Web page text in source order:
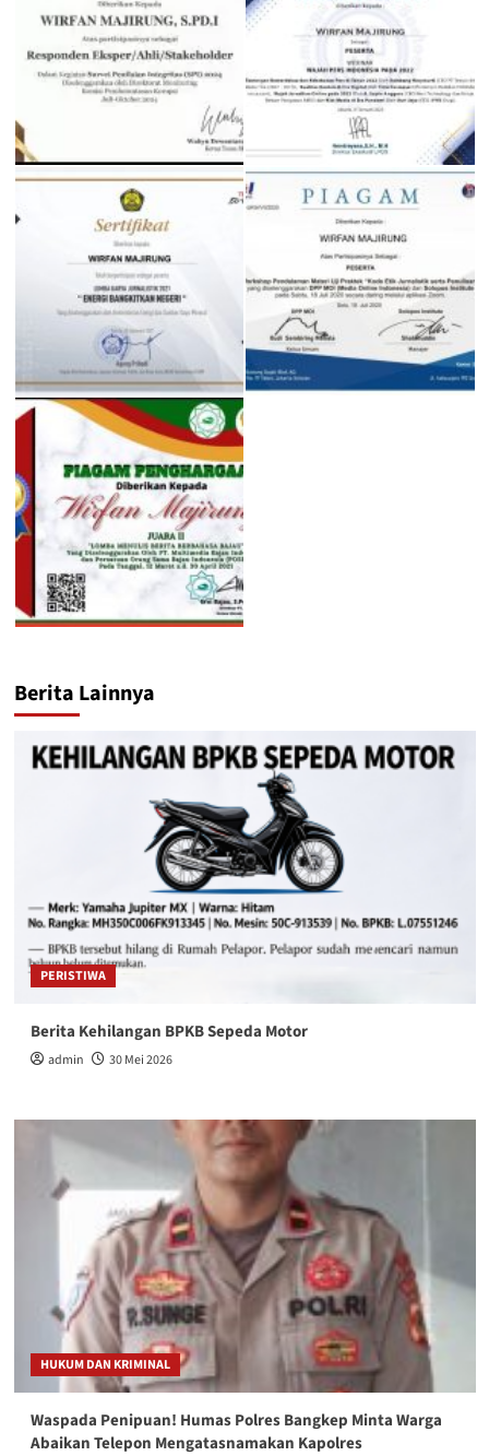
Berita Lainnya
PERISTIWA
Berita Kehilangan BPKB Sepeda Motor
admin 30 Mei 2026
HUKUM DAN KRIMINAL
Waspada Penipuan! Humas Polres Bangkep Minta Warga
Abaikan Telepon Mengatasnamakan Kapolres